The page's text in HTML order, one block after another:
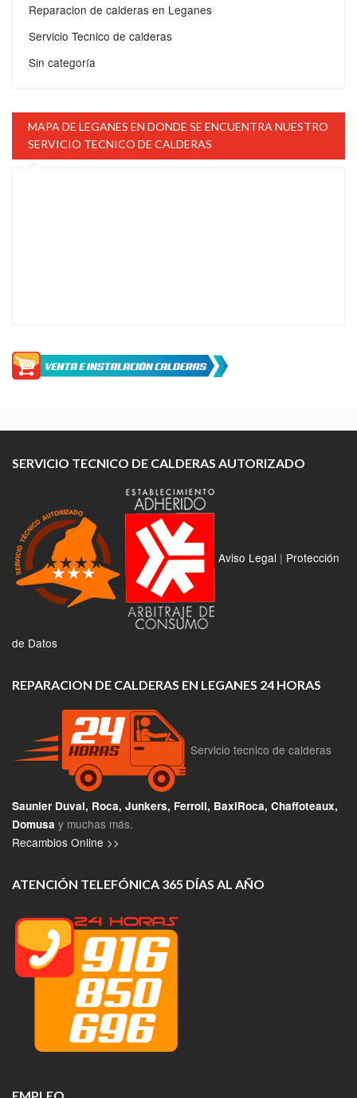
Reparacion de calderas en Leganes
Servicio Tecnico de calderas
Sin categoría
MAPA DE LEGANES EN DONDE SE ENCUENTRA NUESTRO
SERVICIO TECNICO DE CALDERAS
SERVICIO TECNICO DE CALDERAS AUTORIZADO
Aviso Legal | Protección
de Datos
REPARACION DE CALDERAS EN LEGANES 24 HORAS
Servicio tecnico de calderas
Saunier Duval, Roca, Junkers, Ferroli, BaxiRoca, Chaffoteaux,
Domusa y muchas más.
Recambios Online >>
ATENCIÓN TELEFÓNICA 365 DÍAS AL AÑO
EMPLEO